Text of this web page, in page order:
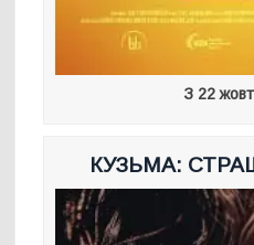
З 22
КУЗЬМА: